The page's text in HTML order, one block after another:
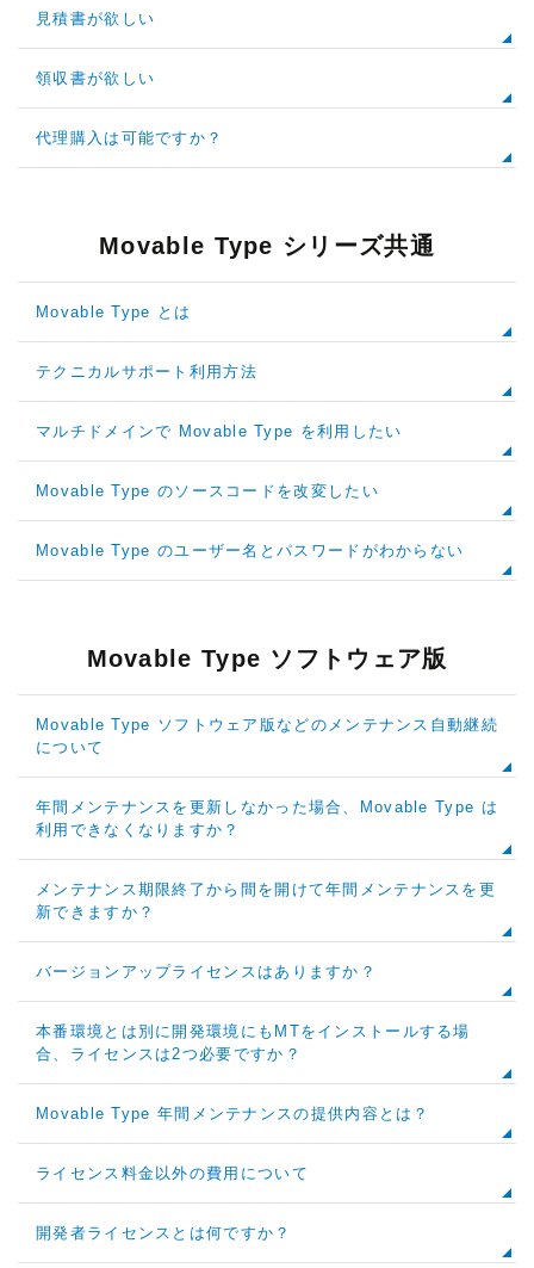
見積書が欲しい
領収書が欲しい
代理購入は可能ですか？
Movable Type シリーズ共通
Movable Type とは
テクニカルサポート利用方法
マルチドメインで Movable Type を利用したい
Movable Type のソースコードを改変したい
Movable Type のユーザー名とパスワードがわからない
Movable Type ソフトウェア版
Movable Type ソフトウェア版などのメンテナンス自動継続
について
年間メンテナンスを更新しなかった場合、Movable Type は
利用できなくなりますか？
メンテナンス期限終了から間を開けて年間メンテナンスを更
新できますか？
バージョンアップライセンスはありますか？
本番環境とは別に開発環境にもMTをインストールする場
合、ライセンスは2つ必要ですか？
Movable Type 年間メンテナンスの提供内容とは？
ライセンス料金以外の費用について
開発者ライセンスとは何ですか？